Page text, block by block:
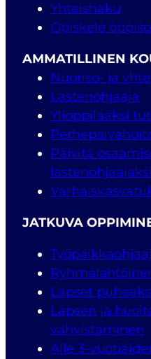
Yhteishaku
Opiskele
AMMATILLINEN
Nuoriso- ja
Lastenohjaaja
Ylioppilaaksi
Päivitä
lastenohjaajaksi
JATKUVA
Lapset
Lapsen ja
vahvistaminen
Alle 3-